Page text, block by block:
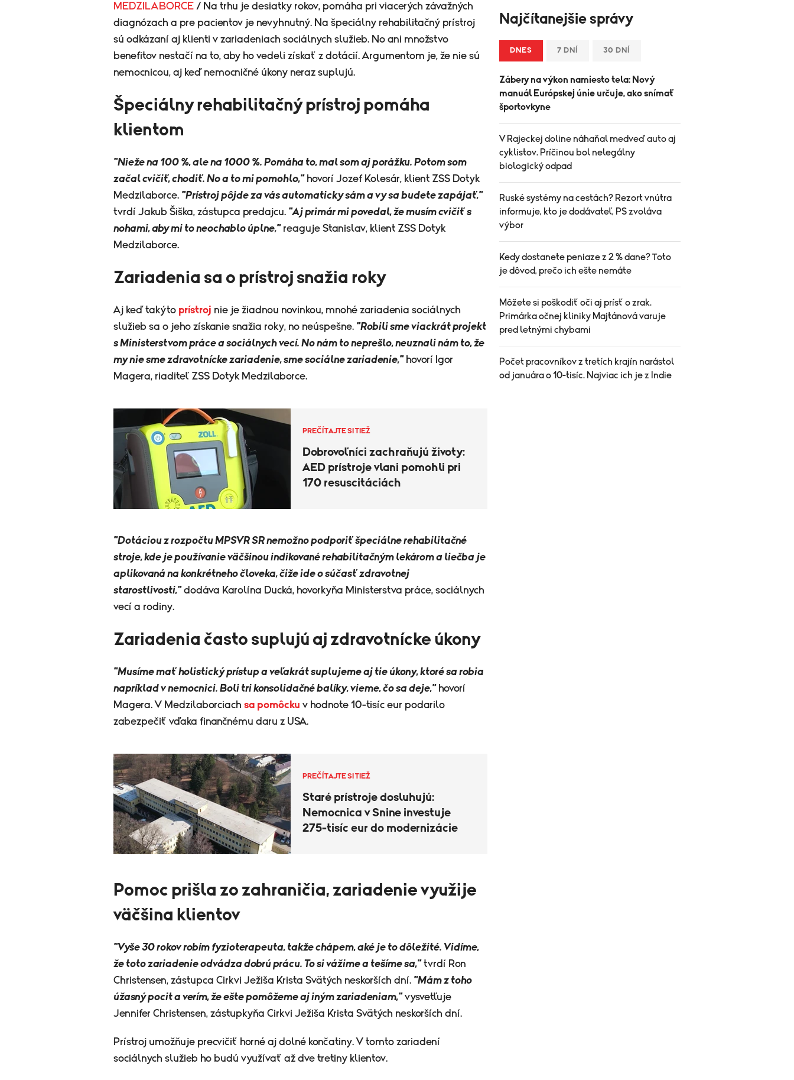
MEDZILABORCE / Na trhu je desiatky rokov, pomáha pri viacerých závažných
diagnózach a pre pacientov je nevyhnutný. Na špeciálny rehabilitačný prístroj
sú odkázaní aj klienti v zariadeniach sociálnych služieb. No ani množstvo
benefitov nestačí na to, aby ho vedeli získať z dotácií. Argumentom je, že nie sú
nemocnicou, aj keď nemocničné úkony neraz suplujú.
Špeciálny rehabilitačný prístroj pomáha
klientom
"Nieže na 100 %, ale na 1000 %. Pomáha to, mal som aj porážku. Potom som
začal cvičiť, chodiť. No a to mi pomohlo," hovorí Jozef Kolesár, klient ZSS Dotyk
Medzilaborce. "Prístroj pôjde za vás automaticky sám a vy sa budete zapájať,"
tvrdí Jakub Šiška, zástupca predajcu. "Aj primár mi povedal, že musím cvičiť s
nohami, aby mi to neochablo úplne,"reaguje Stanislav, klient ZSS Dotyk
Medzilaborce.
Zariadenia sa o prístroj snažia roky
Aj keď takýto prístroj nie je žiadnou novinkou, mnohé zariadenia sociálnych
služieb sa o jeho získanie snažia roky, no neúspešne. "Robili sme viackrát projekt
s Ministerstvom práce a sociálnych vecí. No nám to neprešlo, neuznali nám to, že
my nie sme zdravotnícke zariadenie, sme sociálne zariadenie,"hovorí Igor
Magera, riaditeľ ZSS Dotyk Medzilaborce.
PREČÍTAJTE SI TIEŽ
Dobrovoľníci zachraňujú životy:
AED prístroje vlani pomohli pri
170 resuscitáciách
"Dotáciou z rozpočtu MPSVR SR nemožno podporiť špeciálne rehabilitačné
stroje, kde je používanie väčšinou indikované rehabilitačným lekárom a liečba je
aplikovaná na konkrétneho človeka, čiže ide o súčasť zdravotnej
starostlivosti,"dodáva Karolína Ducká, hovorkyňa Ministerstva práce, sociálnych
vecí a rodiny.
Zariadenia často suplujú aj zdravotnícke úkony
"Musíme mať holistický prístup a veľakrát suplujeme aj tie úkony, ktoré sa robia
napríklad v nemocnici. Boli tri konsolidačné balíky, vieme, čo sa deje,"hovorí
Magera. V Medzilaborciach sa pomôcku v hodnote 10-tisíc eur podarilo
zabezpečiť vďaka finančnému daru z USA.
PREČÍTAJTE SI TIEŽ
Staré prístroje dosluhujú:
Nemocnica v Snine investuje
275-tisíc eur do modernizácie
Pomoc prišla zo zahraničia, zariadenie využije
väčšina klientov
"Vyše 30 rokov robím fyzioterapeuta, takže chápem, aké je to dôležité. Vidíme,
že toto zariadenie odvádza dobrú prácu. To si vážime a tešíme sa,"tvrdí Ron
Christensen, zástupca Cirkvi Ježiša Krista Svätých neskorších dní. "Mám z toho
úžasný pocit a verím, že ešte pomôžeme aj iným zariadeniam,"vysvetľuje
Jennifer Christensen, zástupkyňa Cirkvi Ježiša Krista Svätých neskorších dní.
Prístroj umožňuje precvičiť horné aj dolné končatiny. V tomto zariadení
sociálnych služieb ho budú využívať až dve tretiny klientov.
Najčítanejšie správy
DNES 7 DNÍ 30 DNÍ
Zábery na výkon namiesto tela: Nový
manuál Európskej únie určuje, ako snímať
športovkyne
V Rajeckej doline náhaňal medveď auto aj
cyklistov. Príčinou bol nelegálny
biologický odpad
Ruské systémy na cestách? Rezort vnútra
informuje, kto je dodávateľ, PS zvoláva
výbor
Kedy dostanete peniaze z 2 % dane? Toto
je dôvod, prečo ich ešte nemáte
Môžete si poškodiť oči aj prísť o zrak.
Primárka očnej kliniky Majtánová varuje
pred letnými chybami
Počet pracovníkov z tretích krajín narástol
od januára o 10-tisíc. Najviac ich je z Indie